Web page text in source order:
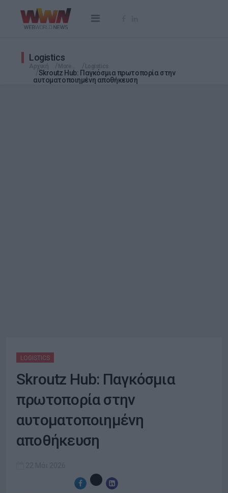
Logistics
Skroutz Hub: Παγκόσμια πρωτοπορία στην
αυτοματοποιημένη αποθήκευση
LOGISTICS
Skroutz Hub: Παγκόσμια
πρωτοπορία στην
αυτοματοποιημένη
αποθήκευση